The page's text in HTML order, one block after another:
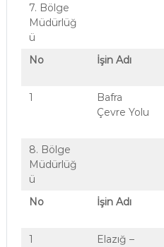
7. Bölge
Müdürlüğ
ü
No
İşin Adı
1
Bafra
Çevre Yolu
8. Bölge
Müdürlüğ
ü
No
İşin Adı
1
Elazığ –